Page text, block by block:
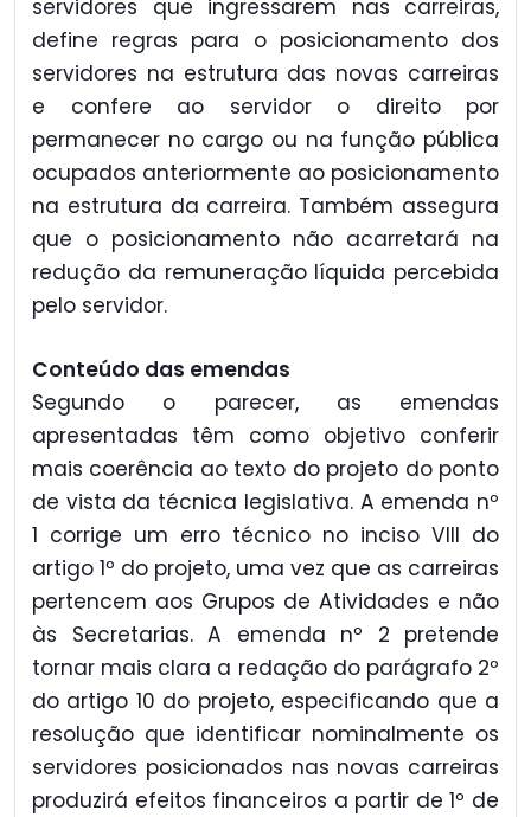
servidores que ingressarem nas carreiras,
define regras para o posicionamento dos
servidores na estrutura das novas carreiras
e confere ao servidor o direito por
permanecer no cargo ou na função pública
ocupados anteriormente ao posicionamento
na estrutura da carreira. Também assegura
que o posicionamento não acarretará na
redução da remuneração líquida percebida
pelo servidor.
Conteúdo das emendas
Segundo o parecer, as emendas
apresentadas têm como objetivo conferir
mais coerência ao texto do projeto do ponto
de vista da técnica legislativa. A emenda nº
1 corrige um erro técnico no inciso VIII do
artigo 1º do projeto, uma vez que as carreiras
pertencem aos Grupos de Atividades e não
às Secretarias. A emenda nº 2 pretende
tornar mais clara a redação do parágrafo 2º
do artigo 10 do projeto, especificando que a
resolução que identificar nominalmente os
servidores posicionados nas novas carreiras
produzirá efeitos financeiros a partir de 1º de